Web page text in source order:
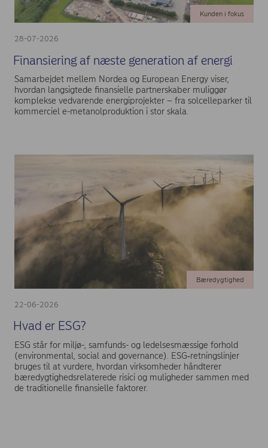
28-07-2026
Kunden i fokus
Finansiering af næste generation af energi
Samarbejdet mellem Nordea og European Energy viser,
hvordan langsigtede finansielle partnerskaber muliggør
komplekse vedvarende energiprojekter – fra solcelleparker til
kommerciel e-metanolproduktion i stor skala.
22-06-2026
Bæredygtighed
Hvad er ESG?
ESG står for miljø-, samfunds- og ledelsesmæssige forhold
(environmental, social and governance). ESG‑retningslinjer
bruges til at vurdere, hvordan virksomheder håndterer
bæredygtighedsrelaterede risici og muligheder sammen med
de traditionelle finansielle faktorer.